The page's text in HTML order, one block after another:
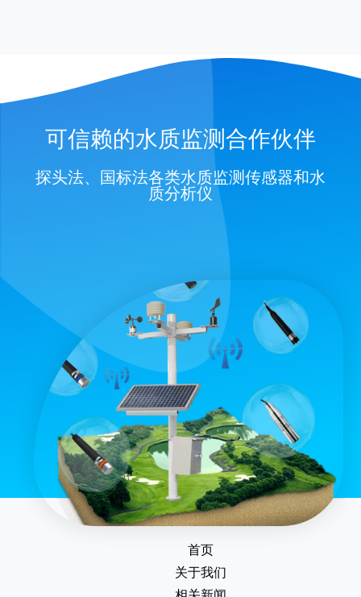
可信赖的水质监测合作伙伴
探头法、国标法各类水质监测传感器和水
质分析仪
首页
关于我们